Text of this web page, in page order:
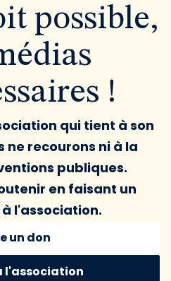
possible,
!
qui tient à son
ne recourons ni à la
publiques.
en faisant un
l'association.
un don
l'association